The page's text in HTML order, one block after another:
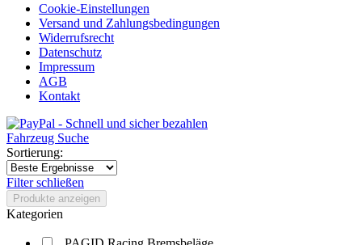
Cookie-Einstellungen
Versand und Zahlungsbedingungen
Widerrufsrecht
Datenschutz
Impressum
AGB
Kontakt
Fahrzeug Suche
Sortierung:
Filter schließen
Produkte anzeigen
Kategorien